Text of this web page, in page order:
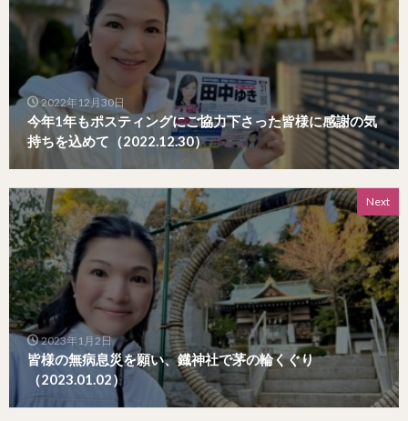
2022年12月30日
今年1年もポスティングにご協力下さった皆様に感謝の気
持ちを込めて（2022.12.30）
Next
2023年1月2日
皆様の無病息災を願い、鐡神社で茅の輪くぐり
（2023.01.02）